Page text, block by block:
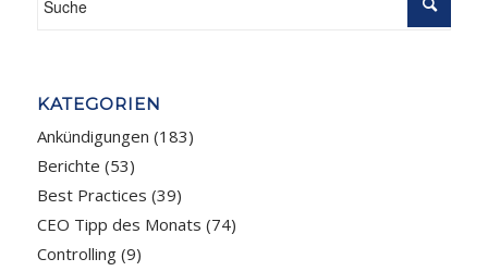
KATEGORIEN
Ankündigungen (183)
Berichte (53)
Best Practices (39)
CEO Tipp des Monats (74)
Controlling(9)